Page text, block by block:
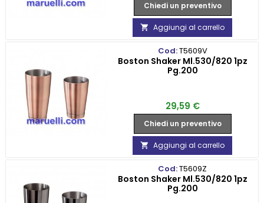
Chiedi un preventivo
 Aggiungi al carrello
Cod:T5609V
Boston Shaker Ml.530/820 1pz
Pg.200
Prezzo
29,59 €
Chiedi un preventivo
 Aggiungi al carrello
Cod:T5609Z
Boston Shaker Ml.530/820 1pz
Pg.200